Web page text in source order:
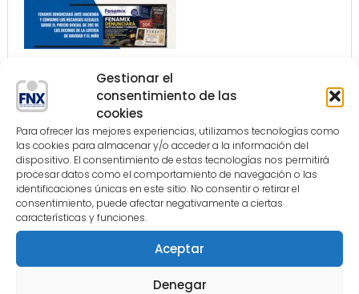
Gestionar el
consentimiento de las
cookies
Para ofrecer las mejores experiencias, utilizamos tecnologías como
las cookies para almacenar y/o acceder a la información del
dispositivo. El consentimiento de estas tecnologías nos permitirá
procesar datos como el comportamiento de navegación o las
identificaciones únicas en este sitio. No consentir o retirar el
consentimiento, puede afectar negativamente a ciertas
características y funciones.
Aceptar
Denegar
agosto 03, 2026
LINEAS ROJAS – EDITORIAL
julio 28, 2026